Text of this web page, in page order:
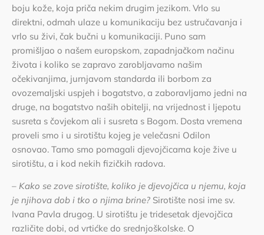
boju kože, koja priča nekim drugim jezikom. Vrlo su
direktni, odmah ulaze u komunikaciju bez ustručavanja i
vrlo su živi, čak bučni u komunikaciji. Puno sam
promišljao o našem europskom, zapadnjačkom načinu
života i koliko se zapravo zarobljavamo našim
očekivanjima, jurnjavom standarda ili borbom za
ovozemaljski uspjeh i bogatstvo, a zaboravljamo jedni na
druge, na bogatstvo naših obitelji, na vrijednost i ljepotu
susreta s čovjekom ali i susreta s Bogom. Dosta vremena
proveli smo i u sirotištu kojeg je velečasni Odilon
osnovao. Tamo smo pomagali djevojčicama koje žive u
sirotištu, a i kod nekih fizičkih radova.
– Kako se zove sirotište, koliko je djevojčica u njemu, koja
je njihova dob i tko o njima brine? Sirotište nosi ime sv.
Ivana Pavla drugog. U sirotištu je tridesetak djevojčica
različite dobi, od vrtićke do srednjoškolske. O